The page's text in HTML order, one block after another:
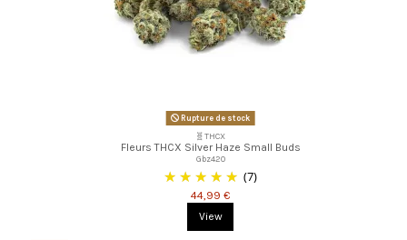
Rupture de stock
🧬THCX
Fleurs THCX Silver Haze Small Buds
Gbz420
(7)
44,99 €
View